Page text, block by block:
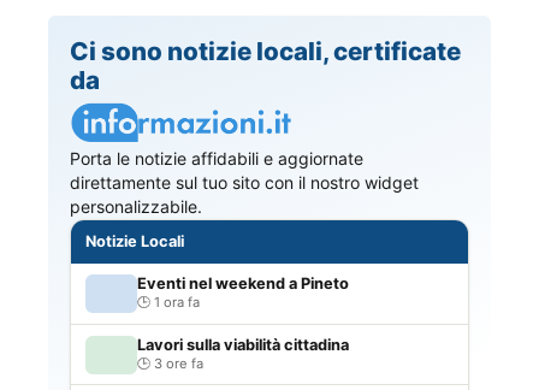
Ci sono notizie locali, certificate
da
Porta le notizie affidabili e aggiornate
direttamente sul tuo sito con il nostro widget
personalizzabile.
Notizie Locali
Eventi nel weekend a Pineto
1 ora fa
Lavori sulla viabilità cittadina
3 ore fa